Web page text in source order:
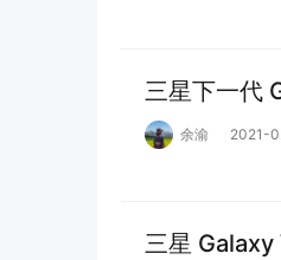
三星下一代
余渝 2021-
三星